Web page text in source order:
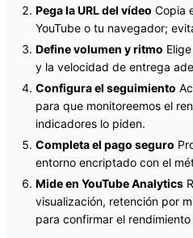
Pega la URL del vídeo Copia
YouTube o tu navegador;
Define volumen y ritmo
y la velocidad de entrega
Configura el seguimiento
para que monitoreemos el
indicadores lo piden.
Completa el pago seguro
entorno encriptado con el
Mide en YouTube Analytics
visualización, retención por
para confirmar el